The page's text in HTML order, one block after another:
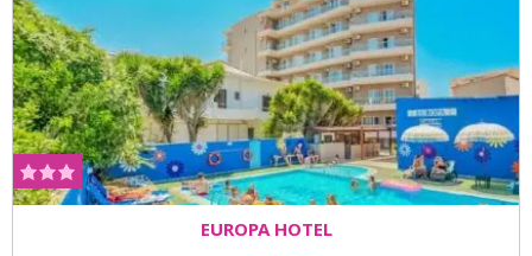
EUROPA HOTEL